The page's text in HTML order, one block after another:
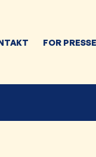
FOR